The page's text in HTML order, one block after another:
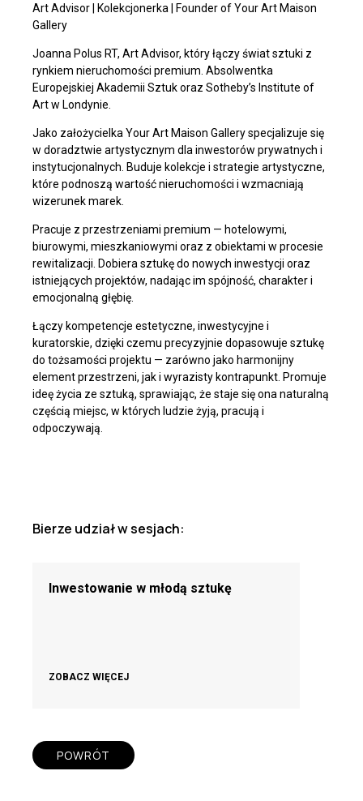
Art Advisor | Kolekcjonerka | Founder of Your Art Maison
Gallery
Joanna Polus RT, Art Advisor, który łączy świat sztuki z
rynkiem nieruchomości premium. Absolwentka
Europejskiej Akademii Sztuk oraz Sotheby’s Institute of
Art w Londynie.
Jako założycielka Your Art Maison Gallery specjalizuje się
w doradztwie artystycznym dla inwestorów prywatnych i
instytucjonalnych. Buduje kolekcje i strategie artystyczne,
które podnoszą wartość nieruchomości i wzmacniają
wizerunek marek.
Pracuje z przestrzeniami premium — hotelowymi,
biurowymi, mieszkaniowymi oraz z obiektami w procesie
rewitalizacji. Dobiera sztukę do nowych inwestycji oraz
istniejących projektów, nadając im spójność, charakter i
emocjonalną głębię.
Łączy kompetencje estetyczne, inwestycyjne i
kuratorskie, dzięki czemu precyzyjnie dopasowuje sztukę
do tożsamości projektu — zarówno jako harmonijny
element przestrzeni, jak i wyrazisty kontrapunkt. Promuje
ideę życia ze sztuką, sprawiając, że staje się ona naturalną
częścią miejsc, w których ludzie żyją, pracują i
odpoczywają.
Bierze udział w sesjach:
Inwestowanie w młodą sztukę
ZOBACZ WIĘCEJ
POWRÓT